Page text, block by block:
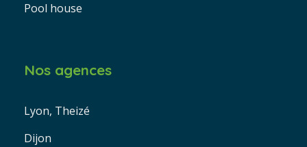
Pool house
Nos agences
Lyon, Theizé
Dijon